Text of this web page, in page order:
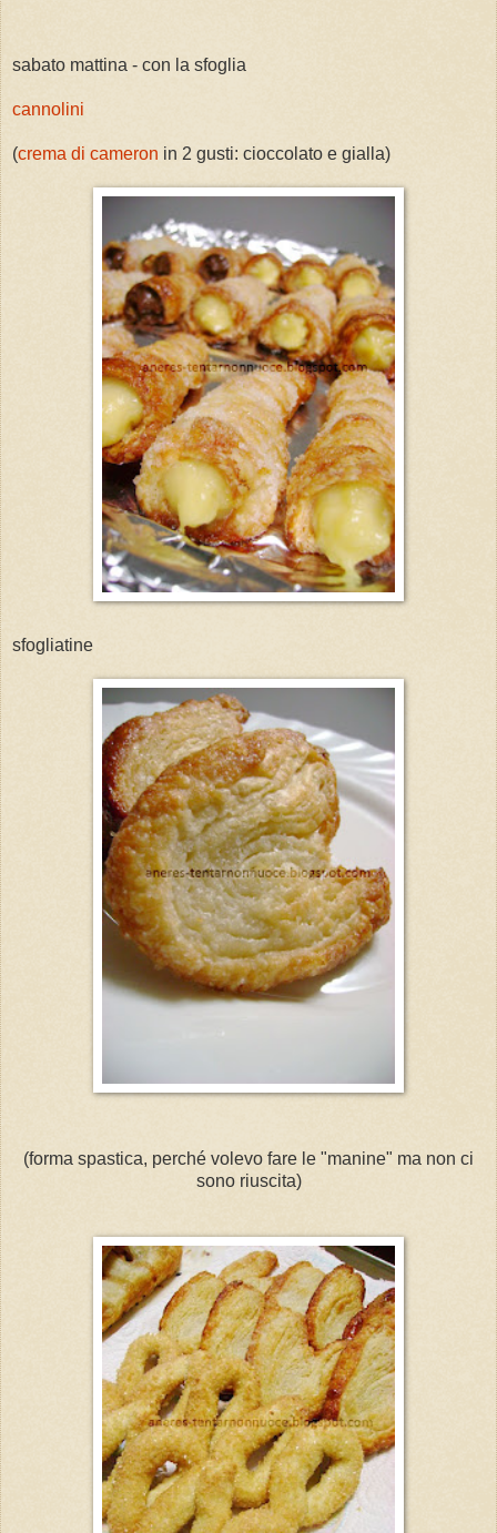
sabato mattina - con la sfoglia
cannolini
(crema di cameron in 2 gusti: cioccolato e gialla)
sfogliatine
(forma spastica, perché volevo fare le "manine" ma non ci
sono riuscita)